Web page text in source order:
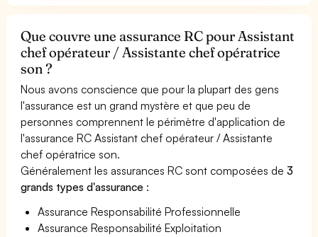
Que couvre une assurance RC pour Assistant
chef opérateur / Assistante chef opératrice
son ?
Nous avons conscience que pour la plupart des gens
l'assurance est un grand mystère et que peu de
personnes comprennent le périmètre d'application de
l'assurance RC Assistant chef opérateur / Assistante
chef opératrice son.
Généralement les assurances RC sont composées de3
grands types d'assurance :
Assurance Responsabilité Professionnelle
Assurance Responsabilité Exploitation